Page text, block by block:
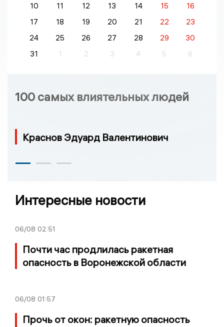
10
11 12 13 14 15
16
17
18 19 20 21 22
23
24
25 26 27 28 29
30
31
1 2 3 4 5 6
100 самых влиятельных людей
Краснов Эдуард Валентинович
Интересные новости
06/08 02:51
Почти час продлилась ракетная
опасность в Воронежской области
06/08 01:57
Прочь от окон: ракетную опасность